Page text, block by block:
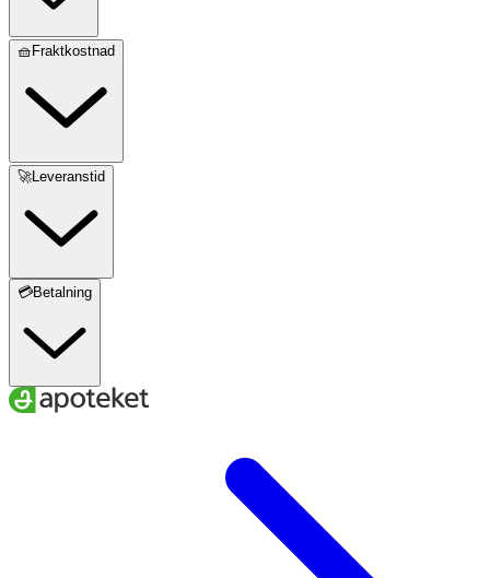
🧺Fraktkostnad
🚀Leveranstid
💳Betalning